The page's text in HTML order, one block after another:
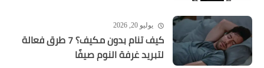
يوليو 20, 2026
كيف تنام بدون مكيف؟ 7 طرق فعالة
لتبريد غرفة النوم صيفًا